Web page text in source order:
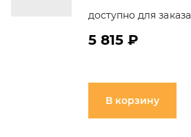
доступно для заказа
5 815 ₽
В корзину